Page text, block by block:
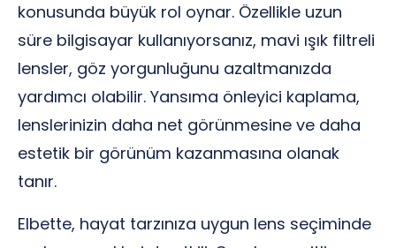
konusunda büyük rol oynar. Özellikle uzun
süre bilgisayar kullanıyorsanız, mavi ışık filtreli
lensler, göz yorgunluğunu azaltmanızda
yardımcı olabilir. Yansıma önleyici kaplama,
lenslerinizin daha net görünmesine ve daha
estetik bir görünüm kazanmasına olanak
tanır.
Elbette, hayat tarzınıza uygun lens seçiminde